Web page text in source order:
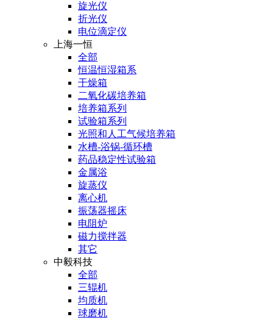
旋光仪
折光仪
电位滴定仪
上海一恒
全部
恒温恒湿箱系
干燥箱
二氧化碳培养箱
培养箱系列
试验箱系列
光照和人工气候培养箱
水槽-浴锅-循环槽
药品稳定性试验箱
金属浴
旋蒸仪
离心机
振荡器摇床
电阻炉
磁力搅拌器
其它
中毅科技
全部
三辊机
均质机
球磨机